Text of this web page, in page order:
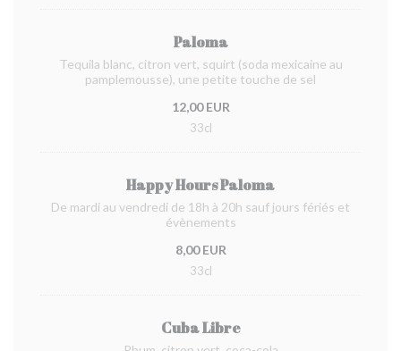
Paloma
Tequila blanc, citron vert, squirt (soda mexicaine au
pamplemousse), une petite touche de sel
12,00 EUR
33cl
Happy Hours Paloma
De mardi au vendredi de 18h à 20h sauf jours fériés et
évènements
8,00 EUR
33cl
Cuba Libre